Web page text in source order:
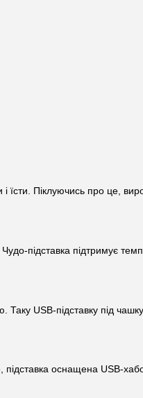
їсти. Піклуючись про це,
підставка підтримує
USB-підставку під
підставка оснащена USB-